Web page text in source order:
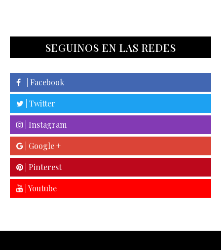
SEGUINOS EN LAS REDES
| Facebook
| Twitter
| Instagram
| Google +
| Pinterest
| Youtube